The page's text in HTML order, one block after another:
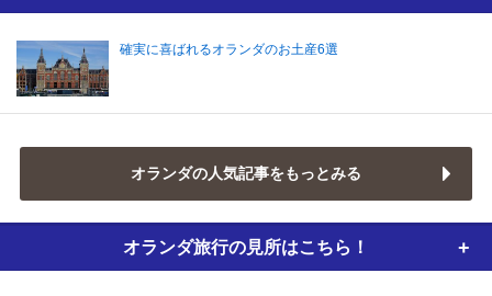
確実に喜ばれるオランダのお土産6選
オランダの人気記事をもっとみる
オランダ旅行の見所はこちら！